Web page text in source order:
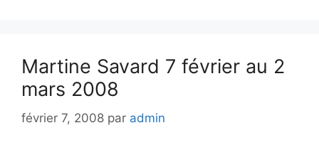
Martine Savard 7 février au 2
mars 2008
février 7, 2008 par admin